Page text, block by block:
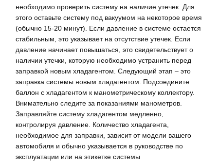
необходимо проверить систему на наличие утечек. Для
этого оставьте систему под вакуумом на некоторое время
(обычно 15-20 минут). Если давление в системе остается
стабильным, это указывает на отсутствие утечек. Если
давление начинает повышаться, это свидетельствует о
наличии утечки, которую необходимо устранить перед
заправкой новым хладагентом. Следующий этап – это
заправка системы новым хладагентом. Подсоедините
баллон с хладагентом к манометрическому коллектору.
Внимательно следите за показаниями манометров.
Заправляйте систему хладагентом медленно,
контролируя давление. Количество хладагента,
необходимое для заправки, зависит от модели вашего
автомобиля и обычно указывается в руководстве по
эксплуатации или на этикетке системы